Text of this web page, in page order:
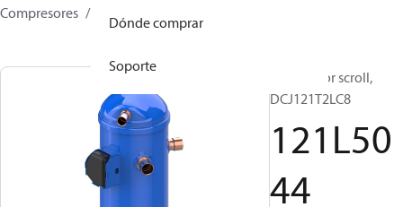
Dónde comprar
Soporte
Compresores
Compresor scroll,
DCJ121T2LC8
121L50
44